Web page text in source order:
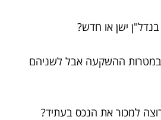
ההשקעה אבל לשניהם